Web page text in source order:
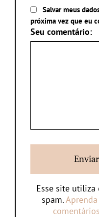
Salvar meus
próxima vez que eu
Seu comentário:
Esse site utiliza
spam.